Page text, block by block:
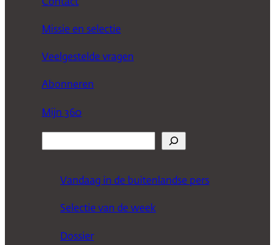
Missie en selectie
Veelgestelde vragen
Abonneren
Mijn 360
Vandaag in de buitenlandse pers
Selectie van de week
Dossier